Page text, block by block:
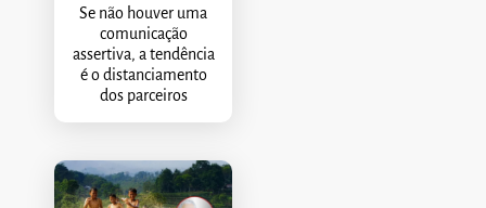
Se não houver uma
comunicação
assertiva, a tendência
é o distanciamento
dos parceiros